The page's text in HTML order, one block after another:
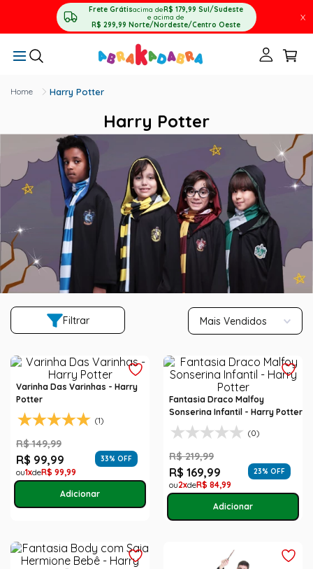
Frete Grátisacima deR$ 179,99 Sul/Sudeste
e acima de
R$ 299,99 Norte/Nordeste/Centro Oeste
X
Harry Potter
Harry Potter
Filtrar Mais Vendidos
Varinha Das Varinhas - Harry
Potter
(1)
R$ 149,99
R$ 99,99 33% OFF
1 R$ 99,99
Fantasia Draco Malfoy
Sonserina Infantil - Harry Potter
(0)
R$ 219,99
R$ 169,99 23% OFF
2 R$ 84,99